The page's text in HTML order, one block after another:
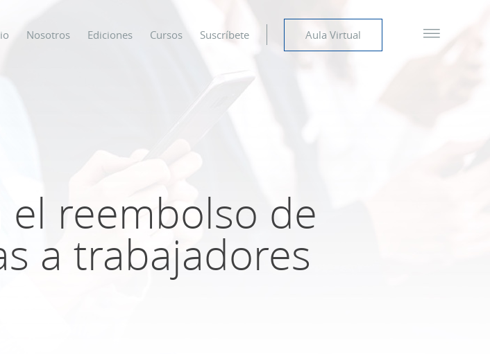
Nosotros Ediciones Cursos Suscríbete Aula Virtual
el reembolso de
a trabajadores